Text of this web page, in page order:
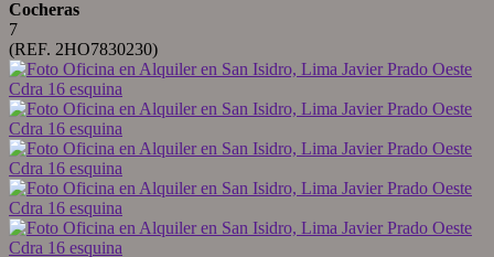
Cocheras
7
(REF. 2HO7830230)